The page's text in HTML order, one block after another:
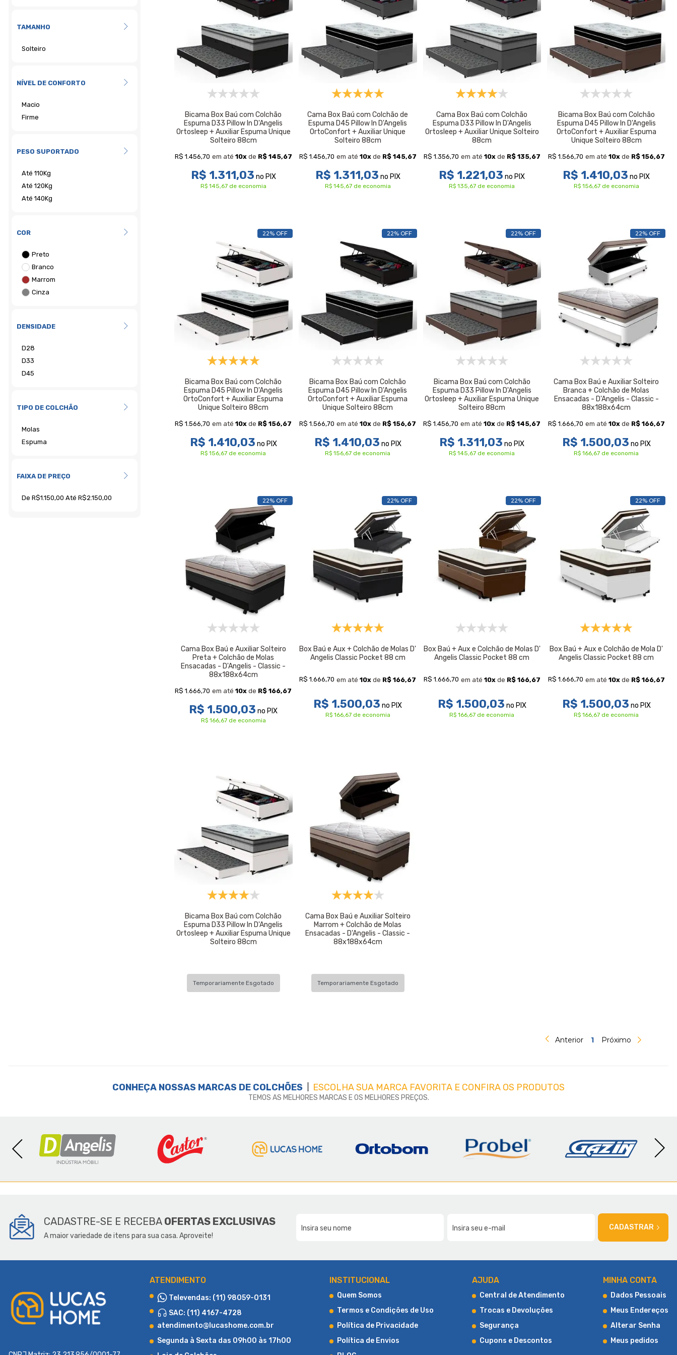
TAMANHO
NÍVEL DE CONFORTO
PESO SUPORTADO
COR
DENSIDADE
TIPO DE COLCHÃO
FAIXA DE PREÇO
Bicama Box Baú com Colchão
Espuma D33 Pillow In D'Angelis
Ortosleep + Auxiliar Espuma Unique
Solteiro 88cm
R$ 1.456,70 em até 10xde R$ 145,67
R$ 1.311,03 no PIX
R$ 145,67 de economia
Cama Box Baú com Colchão de
Espuma D45 Pillow In D'Angelis
OrtoConfort + Auxiliar Unique
Solteiro 88cm
R$ 1.456,70 em até 10xde R$ 145,67
R$ 1.311,03 no PIX
R$ 145,67 de economia
Cama Box Baú com Colchão
Espuma D33 Pillow In D'Angelis
Ortosleep + Auxiliar Unique Solteiro
88cm
R$ 1.356,70 em até 10xde R$ 135,67
R$ 1.221,03 no PIX
R$ 135,67 de economia
Bicama Box Baú com Colchão
Espuma D45 Pillow In D'Angelis
OrtoConfort + Auxiliar Espuma
Unique Solteiro 88cm
R$ 1.566,70 em até 10xde R$ 156,67
R$ 1.410,03 no PIX
R$ 156,67 de economia
22% OFF
Bicama Box Baú com Colchão
Espuma D45 Pillow In D'Angelis
OrtoConfort + Auxiliar Espuma
Unique Solteiro 88cm
R$ 1.566,70 em até10x de R$ 156,67
R$ 1.410,03 no PIX
R$ 156,67 de economia
22% OFF
Bicama Box Baú com Colchão
Espuma D45 Pillow In D'Angelis
OrtoConfort + Auxiliar Espuma
Unique Solteiro 88cm
R$ 1.566,70 em até10x de R$ 156,67
R$ 1.410,03 no PIX
R$ 156,67 de economia
22% OFF
Bicama Box Baú com Colchão
Espuma D33 Pillow In D'Angelis
Ortosleep + Auxiliar Espuma Unique
Solteiro 88cm
R$ 1.456,70 em até10x de R$ 145,67
R$ 1.311,03 no PIX
R$ 145,67 de economia
22% OFF
Cama Box Baú e Auxiliar Solteiro
Branca + Colchão de Molas
Ensacadas - D'Angelis - Classic -
88x188x64cm
R$ 1.666,70 em até 10xde R$ 166,67
R$ 1.500,03 no PIX
R$ 166,67 de economia
22% OFF
Cama Box Baú e Auxiliar Solteiro
Preta + Colchão de Molas
Ensacadas - D'Angelis - Classic -
88x188x64cm
R$ 1.666,70 em até10x de R$ 166,67
R$ 1.500,03 no PIX
R$ 166,67 de economia
22% OFF
Box Baú e Aux + Colchão de Molas D'
Angelis Classic Pocket 88 cm
R$ 1.666,70 em até10x de R$ 166,67
R$ 1.500,03 no PIX
R$ 166,67 de economia
22% OFF
Box Baú + Aux e Colchão de Molas D'
Angelis Classic Pocket 88 cm
R$ 1.666,70 em até 10xde R$ 166,67
R$ 1.500,03 no PIX
R$ 166,67 de economia
22% OFF
Box Baú + Aux e Colchão de Mola D'
Angelis Classic Pocket 88 cm
R$ 1.666,70 em até 10xde R$ 166,67
R$ 1.500,03 no PIX
R$ 166,67 de economia
Bicama Box Baú com Colchão
Espuma D33 Pillow In D'Angelis
Ortosleep + Auxiliar Espuma Unique
Solteiro 88cm
Temporariamente Esgotado
Cama Box Baú e Auxiliar Solteiro
Marrom + Colchão de Molas
Ensacadas - D'Angelis - Classic -
88x188x64cm
Temporariamente Esgotado
Anterior 1 Próximo
CONHEÇA NOSSAS MARCAS DE COLCHÕES ESCOLHA SUA MARCA FAVORITA E CONFIRA OS PRODUTOS
TEMOS AS MELHORES MARCAS E OS MELHORES PREÇOS.
SOBRE A LUCAS HOME
CONHEÇA UM POUCO MAIS SOBRE A LUCAS HOME
CADASTRE-SE E RECEBA OFERTAS EXCLUSIVAS
A maior variedade de itens para sua casa. Aproveite!
CADASTRAR
ATENDIMENTO
Televendas: (11) 98059-0131
SAC: (11) 4167-4728
atendimento@lucashome.com.br
Segunda à Sexta das 09h00 às 17h00
INSTITUCIONAL
Quem Somos
Termos e Condições de Uso
Política de Privacidade
Política de Envios
AJUDA
Central de Atendimento
Trocas e Devoluções
Segurança
Cupons e Descontos
MINHA CONTA
Dados Pessoais
Meus Endereços
Alterar Senha
Meus pedidos